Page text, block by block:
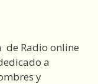
Radio online
a
y